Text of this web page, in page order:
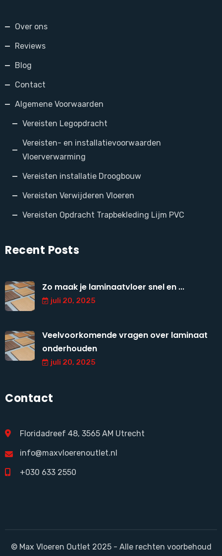
Over ons
Reviews
Blog
Contact
Algemene Voorwaarden
Vereisten Legopdracht
Vereisten- en installatievoorwaarden
Vloerverwarming
Vereisten installatie Droogbouw
Vereisten Verwijderen Vloeren
Vereisten Opdracht Trapbekleding Lijm PVC
Recent Posts
Zo maak je laminaatvloer snel en ...
juli 20, 2025
Veelvoorkomende vragen over laminaat
onderhouden
juli 20, 2025
Contact
Floridadreef 48, 3565 AM Utrecht
info@maxvloerenoutlet.nl
+030 633 2550
© Max Vloeren Outlet 2025 - Alle rechten voorbehoud